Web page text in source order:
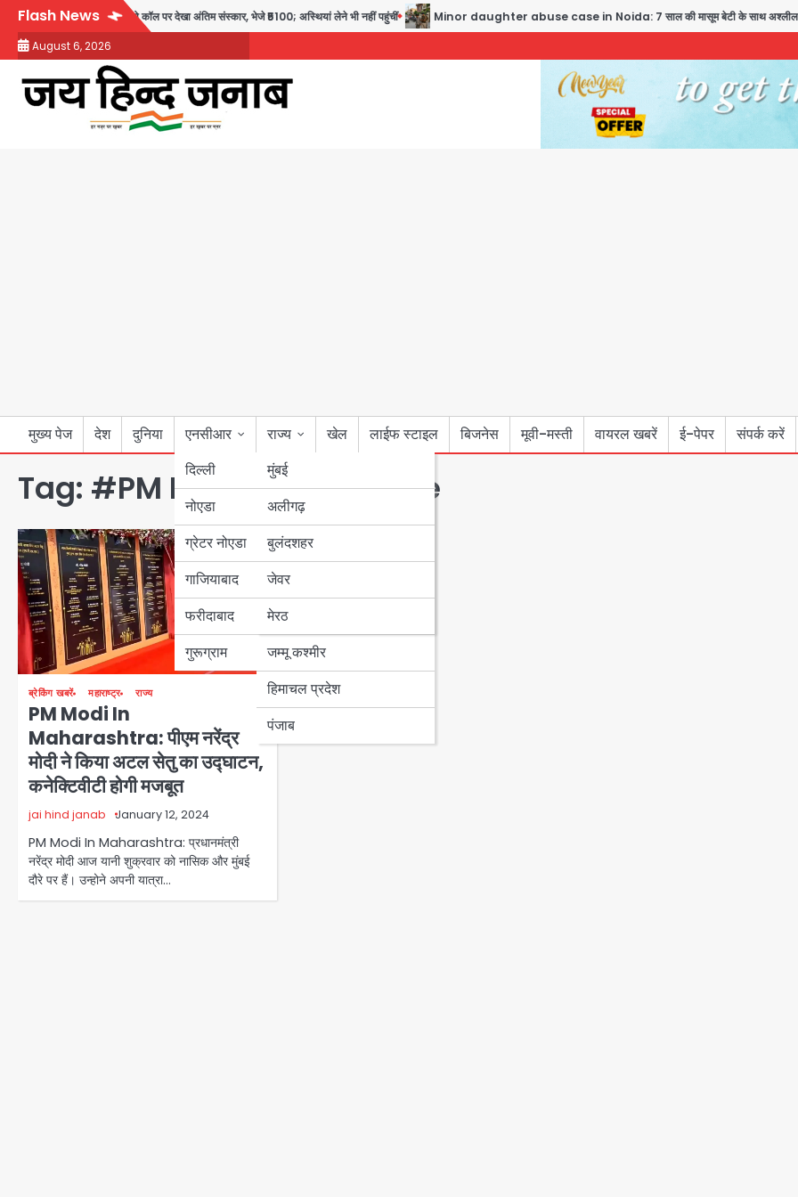
Skip
content
Flash News
तीनों बेटियों ने वीडियो कॉल पर देखा अंतिम संस्कार, भेजे ₹5100; अस्थियां लेने भी नहीं पहुंचीं Minor daughter abuse case in Noida: 7 साल की मासूम बेटी के साथ अश्लील हरकत करने
August 6, 2026
मुख्य पेज देश दुनिया
एनसीआर
दिल्ली
नोएडा
ग्रेटर नोएडा
गाजियाबाद
फरीदाबाद
गुरूग्राम
राज्य
मुंबई
उत्तर प्रदेश
अलीगढ़
बुलंदशहर
जेवर
मेरठ
बिहार
पंजाब
हरियाणा
जम्मू कश्मीर
हिमाचल प्रदेश
पंजाब
खेल लाईफ स्टाइल बिजनेस मूवी-मस्ती वायरल खबरें ई-पेपर संपर्क करें
Tag: #PM Modi #CM Sindhe
ब्रेकिंग खबरें महाराष्ट्र राज्य
PM Modi In
Maharashtra: पीएम नरेंद्र
मोदी ने किया अटल सेतु का उद्घाटन,
कनेक्टिवीटी होगी मजबूत
jai hind janab January 12, 2024
PM Modi In Maharashtra: प्रधानमंत्री
नरेंद्र मोदी आज यानी शुक्रवार को नासिक और मुंबई
दौरे पर हैं। उन्होने अपनी यात्रा…